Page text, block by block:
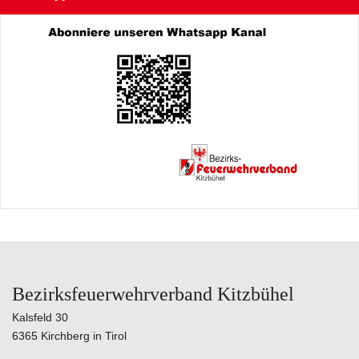
Bezirksfeuerwehrverband Kitzbühel
Kalsfeld 30
6365 Kirchberg in Tirol